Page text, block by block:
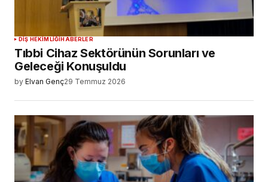
DIŞ HEKIMLIĞI HABERLER
Tıbbi Cihaz Sektörünün Sorunları ve
Geleceği Konuşuldu
by Elvan Genç29 Temmuz 2026